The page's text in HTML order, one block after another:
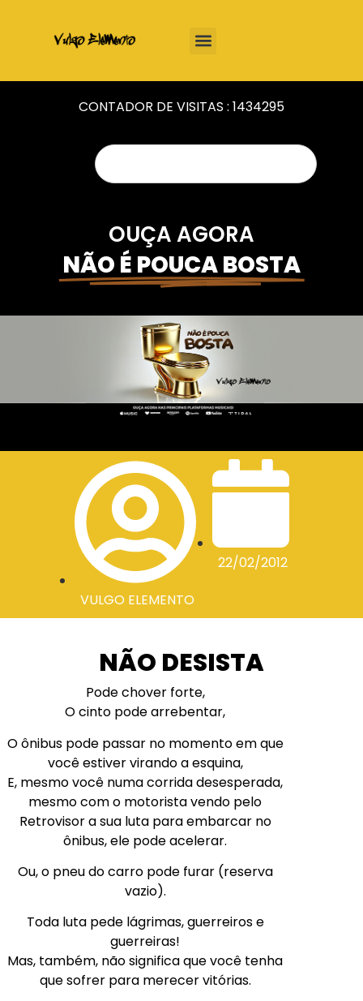
CONTADOR DE VISITAS : 1434295
OUÇA AGORA
NÃO É POUCA BOSTA
VULGO ELEMENTO
22/02/2012
NÃO DESISTA
Pode chover forte,
O cinto pode arrebentar,
O ônibus pode passar no momento em que
você estiver virando a esquina,
E, mesmo você numa corrida desesperada,
mesmo com o motorista vendo pelo
Retrovisor a sua luta para embarcar no
ônibus, ele pode acelerar.
Ou, o pneu do carro pode furar (reserva
vazio).
Toda luta pede lágrimas, guerreiros e
guerreiras!
Mas, também, não significa que você tenha
que sofrer para merecer vitórias.